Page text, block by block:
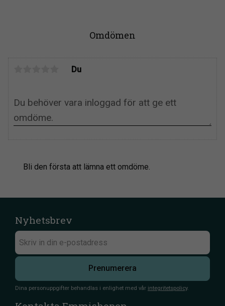
Omdömen
Du
Bli den första att lämna ett omdöme.
Nyhetsbrev
Prenumerera
Dina personuppgifter behandlas i enlighet med vår integritetspolicy.